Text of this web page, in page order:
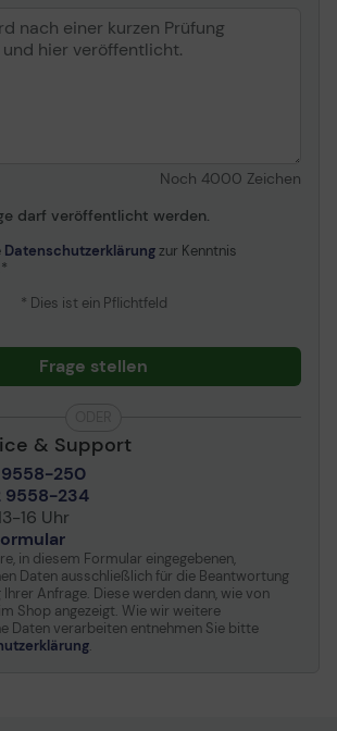
breite Palette von Remote-Support-
Noch 4000 Zeichen
darf veröffentlicht werden.
Datenschutzerklärungzur Kenntnis
* Dies ist ein Pflichtfeld
Frage stellen
& Support
9558-250
9558-234
16 Uhr
in diesem Formular eingegebenen,
Daten ausschließlich für die Beantwortung
Anfrage. Diese werden dann, wie von
Shop angezeigt. Wie wir weitere
Daten verarbeiten entnehmen Sie bitte
.